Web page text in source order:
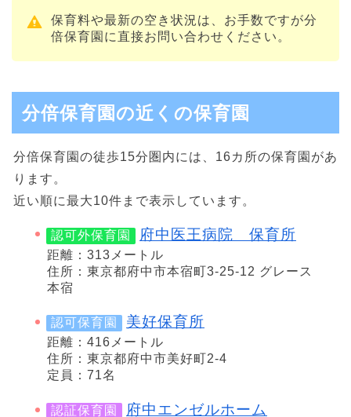
保育料や最新の空き状況は、お手数ですが分
倍保育園に直接お問い合わせください。
分倍保育園の近くの保育園
分倍保育園の徒歩15分圏内には、16カ所の保育園があ
ります。
近い順に最大10件まで表示しています。
認可外保育園 府中医王病院 保育所
距離：313メートル
住所：東京都府中市本宿町3-25-12 グレース
本宿
認可保育園 美好保育所
距離：416メートル
住所：東京都府中市美好町2-4
定員：71名
認証保育園 府中エンゼルホーム